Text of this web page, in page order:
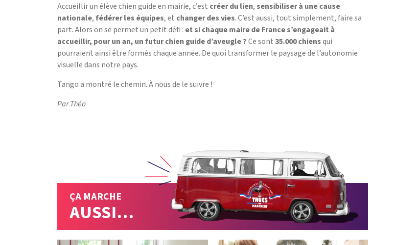
Accueillir un élève chien guide en mairie, c’est créer du lien,sensibiliser à une cause
nationale, fédérer les équipes, et changer des vies. C’est aussi, tout simplement, faire sa
part. Alors on se permet un petit défi : et si chaque maire de France s’engageait à
accueillir, pour un an, un futur chien guide d’aveugle ?Ce sont35.000 chiensqui
pourraient ainsi être formés chaque année. De quoi transformer le paysage de l’autonomie
visuelle dans notre pays.
Tango a montré le chemin. À nous de le suivre !
Par Théo
ÇA MARCHE
AUSSI…